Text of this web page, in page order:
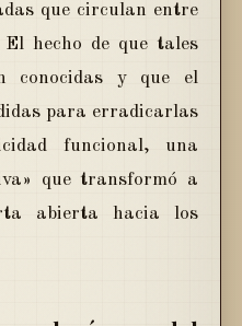
que circulan entre
hecho de que tales
conocidas y que el
para erradicarlas
funcional, una
que transformó a
abierta hacia los